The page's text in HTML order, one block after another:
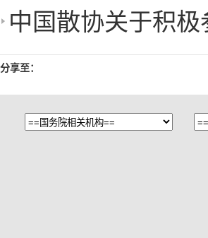
中国散协关于积
分享至：